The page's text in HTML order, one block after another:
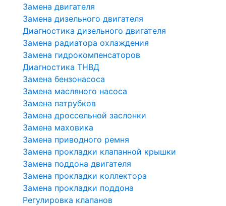
Замена двигателя
Замена дизельного двигателя
Диагностика дизельного двигателя
Замена радиатора охлаждения
Замена гидрокомпенсаторов
Диагностика ТНВД
Замена бензонасоса
Замена масляного насоса
Замена патрубков
Замена дроссельной заслонки
Замена маховика
Замена приводного ремня
Замена прокладки клапанной крышки
Замена поддона двигателя
Замена прокладки коллектора
Замена прокладки поддона
Регулировка клапанов